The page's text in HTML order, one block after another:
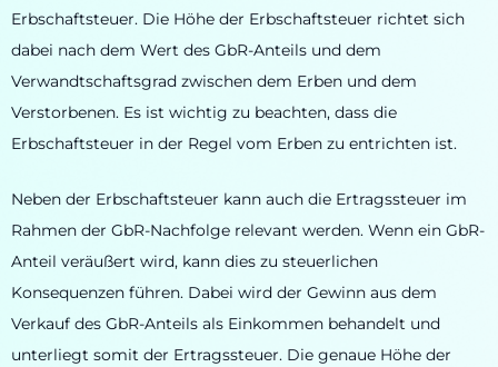
Erbschaftsteuer. Die Höhe der Erbschaftsteuer richtet sich
dabei nach dem Wert des GbR-Anteils und dem
Verwandtschaftsgrad zwischen dem Erben und dem
Verstorbenen. Es ist wichtig zu beachten, dass die
Erbschaftsteuer in der Regel vom Erben zu entrichten ist.
Neben der Erbschaftsteuer kann auch die Ertragssteuer im
Rahmen der GbR-Nachfolge relevant werden. Wenn ein GbR-
Anteil veräußert wird, kann dies zu steuerlichen
Konsequenzen führen. Dabei wird der Gewinn aus dem
Verkauf des GbR-Anteils als Einkommen behandelt und
unterliegt somit der Ertragssteuer. Die genaue Höhe der